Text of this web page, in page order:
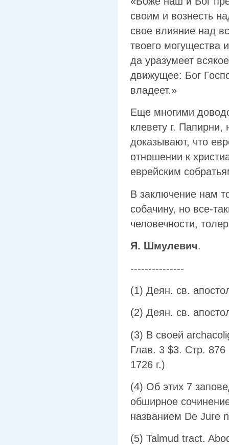
своим и вознесть
свое влияние над
твоего могущества
да уразумеет
движущее: Бог
владеет.»
Еще многими
клевету г.
доказывают, что
отношении к
еврейским
В заключение нам
собачину, но все-
человечности,
Я. Шмулевич.
---------------
(1) Деян. св.
(2) Деян. св.
(3) В своей
Глав. 3 $3. Стр.
1726 г.)
(4) Об этих 7
обширное
названием De Jure
(5) Talmud tract.